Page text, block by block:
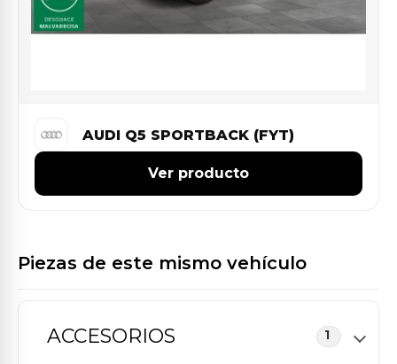
AUDI Q5 SPORTBACK (FYT)
Ver producto
Piezas de este mismo vehículo
ACCESORIOS 1